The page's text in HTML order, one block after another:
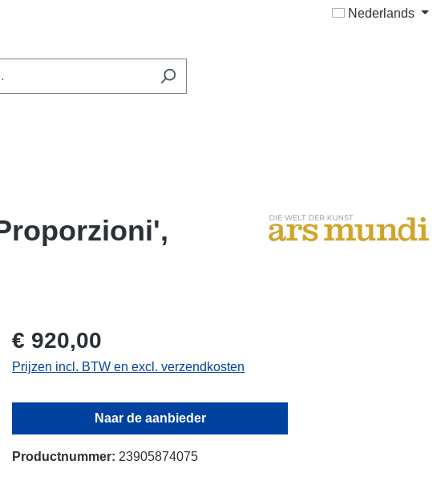
Nederlands
€ 920,00
Prijzen incl. BTW en excl. verzendkosten
Naar de aanbieder
Productnummer: 23905874075